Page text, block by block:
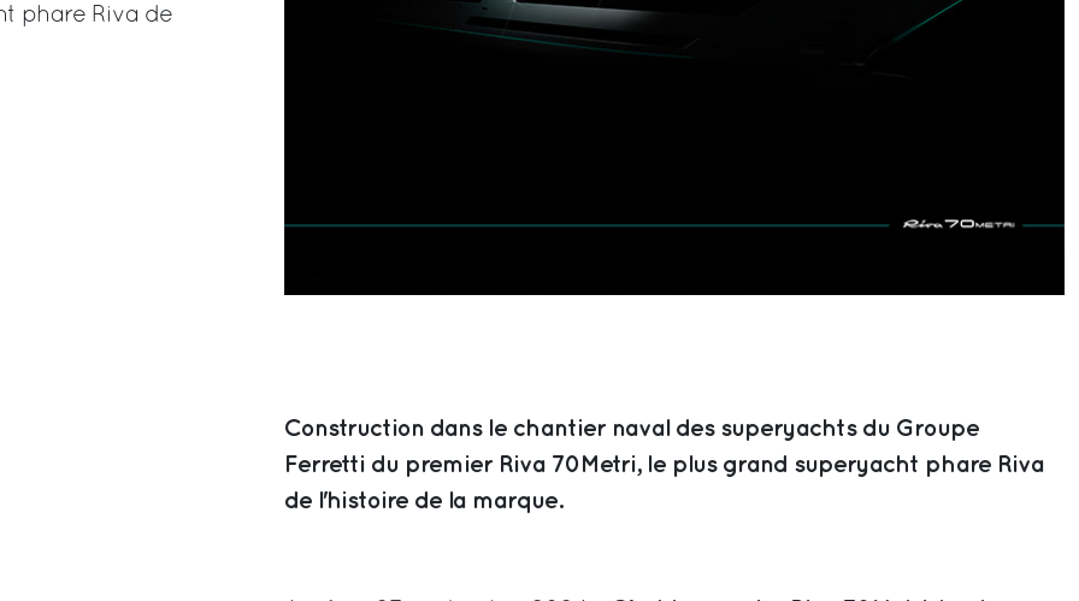
phare Riva de
Construction dans le chantier naval des superyachts du Groupe
Ferretti du premier Riva 70Metri, le plus grand superyacht phare Riva
de l'histoire de la marque.